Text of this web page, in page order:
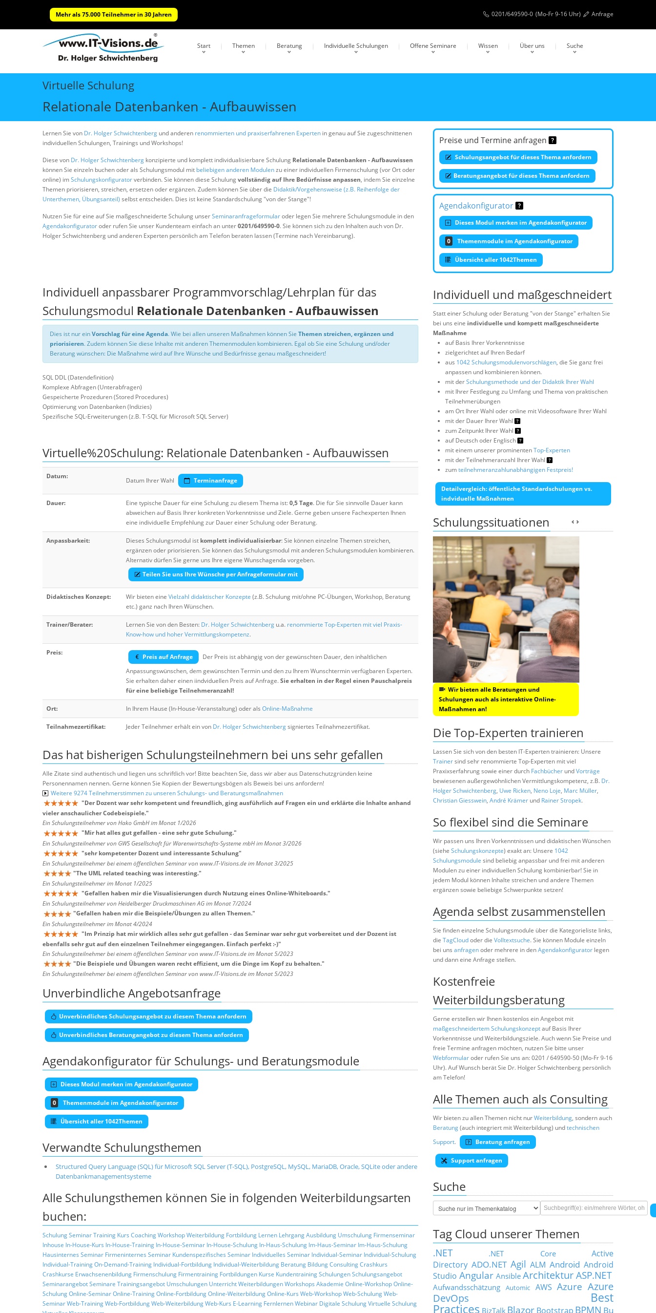
Mehr als 75.000 Teilnehmer in 30 Jahren 0201/649590-0 (Mo-Fr 9-16 Uhr) Anfrage
Start Themen Beratung Individuelle Schulungen Offene Seminare Wissen Über uns Suche
Virtuelle Schulung
Relationale Datenbanken - Aufbauwissen
Lernen Sie von Dr. Holger Schwichtenberg und anderen renommierten und praxiserfahrenen Experten in genau auf Sie zugeschnittenen
individuellen Schulungen, Trainings und Workshops!
Diese von Dr. Holger Schwichtenberg konzipierte und komplett individualisierbare Schulung Relationale Datenbanken - Aufbauwissen
können Sie einzeln buchen oder als Schulungsmodul mit beliebigen anderen Modulenzu einer individuellen Firmenschulung (vor Ort oder
online) imSchulungskonfiguratorverbinden. Sie können diese Schulungvollständig auf Ihre Bedürfnisse anpassen, indem Sie einzelne
Themen priorisieren, streichen, ersetzen oder ergänzen. Zudem können Sie über die Didaktik/Vorgehensweise (z.B. Reihenfolge der
Unterthemen, Übungsanteil) selbst entscheiden. Dies ist keine Standardschulung "von der Stange"!
Nutzen Sie für eine auf Sie maßgeschneiderte Schulung unserSeminaranfrageformularoder legen Sie mehrere Schulungsmodule in den
Agendakonfiguratoroder rufen Sie unser Kundenteam einfach an unter0201/649590-0. Sie können sich zu den Inhalten auch von Dr.
Holger Schwichtenberg und anderen Experten persönlich am Telefon beraten lassen (Termine nach Vereinbarung).
Preise und Termine anfragen
Schulungsangebot für dieses Thema anfordern
Beratungsangebot für dieses Thema anfordern
Agendakonfigurator
Dieses Modul merken im Agendakonfigurator
0 Themenmodule im Agendakonfigurator
Übersicht aller 1042Themen
Individuell anpassbarer Programmvorschlag/Lehrplan für das
Schulungsmodul Relationale Datenbanken - Aufbauwissen
Dies ist nur einVorschlag für eine Agenda. Wie bei allen unseren Maßnahmen können Sie Themen streichen, ergänzen und
priorisieren. Zudem können Sie diese Inhalte mit anderen Themenmodulen kombinieren. Egal ob Sie eine Schulung und/oder
Beratung wünschen: Die Maßnahme wird auf Ihre Wünsche und Bedürfnisse genau maßgeschneidert!
SQL DDL (Datendefinition)
Komplexe Abfragen (Unterabfragen)
Gespeicherte Prozeduren (Stored Procedures)
Optimierung von Datenbanken (Indizies)
Spezifische SQL-Erweiterungen (z.B. T-SQL für Microsoft SQL Server)
Virtuelle%20Schulung: Relationale Datenbanken - Aufbauwissen
Datum:
Datum Ihrer Wahl Terminanfrage
Dauer: Eine typische Dauer für eine Schulung zu diesem Thema ist:0,5 Tage. Die für Sie sinnvolle Dauer kann
abweichen auf Basis Ihrer konkreten Vorkenntnisse und Ziele. Gerne geben unsere Fachexperten Ihnen
eine individuelle Empfehlung zur Dauer einer Schulung oder Beratung.
Anpassbarkeit: Dieses Schulungsmodul ist komplett individualisierbar: Sie können einzelne Themen streichen,
ergänzen oder priorisieren. Sie können das Schulungsmodul mit anderen Schulungsmodulen kombinieren.
Alternativ dürfen Sie gerne uns Ihre eigene Wunschagenda vorgeben.
Teilen Sie uns Ihre Wünsche per Anfrageformular mit
Didaktisches Konzept: Wir bieten eine Vielzahl didaktischer Konzepte (z.B. Schulung mit/ohne PC-Übungen, Workshop, Beratung
etc.) ganz nach Ihren Wünschen.
Trainer/Berater: Lernen Sie von den Besten: Dr. Holger Schwichtenberg u.a. renommierte Top-Experten mit viel Praxis-
Know-how und hoher Vermittlungskompetenz.
Preis:
Preis auf Anfrage
Der Preis ist abhängig von der gewünschten Dauer, den inhaltlichen
Anpassungswünschen, dem gewünschten Termin und den zu Ihrem Wunschtermin verfügbaren Experten.
Sie erhalten daher einen iindviduellen Preis auf Anfrage.Sie erhalten in der Regel einen Pauschalpreis
für eine beliebige Teilnehmeranzahl!
Ort: In Ihrem Hause (In-House-Veranstaltung) oder als Online-Maßnahme
Teilnahmezertifikat: Jeder Teilnehmer erhält ein von Dr. Holger Schwichtenbergsigniertes Teilnahmezertifikat.
Das hat bisherigen Schulungsteilnehmern bei uns sehr gefallen
Alle Zitate sind authentisch und liegen uns schriftlich vor! Bitte beachten Sie, dass wir aber aus Datenschutzgründen keine
Personennamen nennen. Gerne können Sie Kopien der Bewertungsbögen als Beweis bei uns anfordern!
Weitere 9274 Teilnehmerstimmen zu unseren Schulungs- und Beratungsmaßnahmen
"Der Dozent war sehr kompetent und freundlich, ging ausführlich auf Fragen ein und erklärte die Inhalte anhand
vieler anschaulicher Codebeispiele."
Ein Schulungsteilnehmer von Hako GmbH im Monat 1/2026
"Mir hat alles gut gefallen - eine sehr gute Schulung."
Ein Schulungsteilnehmer von GWS Gesellschaft für Warenwirtschafts-Systeme mbH im Monat 3/2026
"sehr kompetenter Dozent und interessante Schulung"
Ein Schulungsteilnehmer bei einem öffentlichen Seminar von www.IT-Visions.de im Monat 3/2025
"The UML related teaching was interesting."
Ein Schulungsteilnehmer im Monat 1/2025
"Gefallen haben mir die Visualisierungen durch Nutzung eines Online-Whiteboards."
Ein Schulungsteilnehmer von Heidelberger Druckmaschinen AG im Monat 7/2024
"Gefallen haben mir die Beispiele/Übungen zu allen Themen."
Ein Schulungsteilnehmer im Monat 4/2024
"Im Prinzip hat mir wirklich alles sehr gut gefallen - das Seminar war sehr gut vorbereitet und der Dozent ist
ebenfalls sehr gut auf den einzelnen Teilnehmer eingegangen. Einfach perfekt :-)"
Ein Schulungsteilnehmer bei einem öffentlichen Seminar von www.IT-Visions.de im Monat 5/2023
"Die Beispiele und Übungen waren recht effizient, um die Dinge im Kopf zu behalten."
Ein Schulungsteilnehmer bei einem öffentlichen Seminar von www.IT-Visions.de im Monat 5/2023
Unverbindliche Angebotsanfrage
Unverbindliches Schulungsangebot zu diesem Thema anfordern
Unverbindliches Beratungangebot zu diesem Thema anfordern
Agendakonfigurator für Schulungs- und Beratungsmodule
Dieses Modul merken im Agendakonfigurator
0 Themenmodule im Agendakonfigurator
Übersicht aller 1042Themen
Verwandte Schulungsthemen
Structured Query Language (SQL) für Microsoft SQL Server (T-SQL), PostgreSQL, MySQL, MariaDB, Oracle, SQLite oder andere
Datenbankmanagementsysteme
Alle Schulungsthemen können Sie in folgenden Weiterbildungsarten
buchen:
SchulungSeminarTraining Kurs CoachingWorkshopWeiterbildung Fortbildung Lernen LehrgangAusbildung Umschulung Firmenseminar
Inhouse In-House-Kurs In-House-Training In-House-Seminar In-House-Schulung In-Haus-Schulung Im-Haus-Seminar Im-Haus-Schulung
Hausinternes Seminar Firmeninternes Seminar Kundenspezifisches Seminar Individuelles Seminar Individual-Seminar Individual-Schulung
Individual-TrainingOn-Demand-Training Individual-Fortbildung Individual-Weiterbildung Beratung BildungConsultingCrashkurs
Crashkurse Erwachsenenbildung Firmenschulung Firmentraining Fortbildungen Kurse KundentrainingSchulungenSchulungsangebot
SeminarangebotSeminare Trainingsangebot Umschulungen UnterrichtWeiterbildungenWorkshops Akademie Online-WorkshopOnline-
SchulungOnline-SeminarOnline-TrainingOnline-FortbildungOnline-WeiterbildungOnline-Kurs Web-WorkshopWeb-SchulungWeb-
SeminarWeb-TrainingWeb-FortbildungWeb-WeiterbildungWeb-Kurs E-Learning FernlernenWebinar Digitale SchulungVirtuelle Schulung
Individuell und maßgeschneidert
Statt einer Schulung oder Beratung "von der Stange" erhalten Sie
bei uns eine individuelle und kompett maßgeschneiderte
Maßnahme
auf Basis Ihrer Vorkenntnisse
zielgerichtet auf Ihren Bedarf
aus 1042 Schulungsmodulenvorschlägen, die Sie ganz frei
anpassen und kombinieren können.
mit derSchulungsmethode und der Didaktik Ihrer Wahl
mit Ihrer Festlegung zu Umfang und Thema von praktischen
Teilnehmerübungen
am Ort Ihrer Wahl oder online mit Videosoftware Ihrer Wahl
mit der Dauer Ihrer Wahl
zum Zeitpunkt Ihrer Wahl
auf Deutsch oder Englisch
mit einem unserer prominentenTop-Experten
mit der Teilnehmeranzahl Ihrer Wahl
zumteilnehmeranzahlunabhängigen Festpreis!
Detailvergleich: öffentliche Standardschulungen vs.
indviduelle Maßnahmen
Schulungssituationen
Wir bieten alle Beratungen und
Schulungen auch als interaktive Online-
Maßnahmen an!
Die Top-Experten trainieren
Lassen Sie sich von den besten IT-Experten trainieren: Unsere
Trainersind sehr renommierte Top-Experten mit viel
Praxixserfahrung sowie einer durch Fachbücher undVorträge
bewiesenen außergewöhnlichen Vermittlungskompetenz, z.B. Dr.
Holger Schwichtenberg, Uwe Ricken, Neno Loje, Marc Müller,
Christian Giesswein, André Krämer und Rainer Stropek.
So flexibel sind die Seminare
Wir passen uns Ihren Vorkenntnissen und didaktischen Wünschen
(siehe Schulungskonzepte) exakt an: Unsere 1042
Schulungsmodule sind beliebig anpassbar und frei mit anderen
Modulen zu einer individuellen Schulung kombinierbar! Sie in
jedem Modul können Inhalte streichen und andere Themen
ergänzen sowie beliebige Schwerpunkte setzen!
Agenda selbst zusammenstellen
Sie finden einzelne Schulungsmodule über die Kategorieliste links,
die TagCloudoder die Volltextsuche. Sie können Module einzeln
bei uns anfragenoder mehrere in denAgendakonfigurator legen
und dann eine Anfrage stellen.
Kostenfreie
Weiterbildungsberatung
Gerne erstellen wir Ihnen kostenlos ein Angebot mit
maßgeschneidertem Schulungskonzeptauf Basis Ihrer
Vorkenntnisse und Weiterbildungsziele. Auch wenn Sie Preise und
freie Termine anfragen möchten, nutzen Sie bitte unser
Webformularoder rufen Sie uns an: 0201 / 649590-50 (Mo-Fr 9-16
Uhr). Auf Wunsch berät Sie Dr. Holger Schwichtenberg persönlich
am Telefon!
Alle Themen auch als Consulting
Wir bieten zu allen Themen nicht nurWeiterbildung, sondern auch
Beratung(auch integriert mit Weiterbildung) undtechnischen
Support. Beratung anfragen
Support anfragen
Suche
Tag Cloud unserer Themen
.NET .NET Core
Active
Directory ADO.NET Agil ALM Android Android
Studio Angular Ansible Architektur ASP.NET
Aufwandsschätzung Automic AWS Azure Azure
DevOps
Best
Practices BizTalk Blazor Bootstrap BPMN Bu